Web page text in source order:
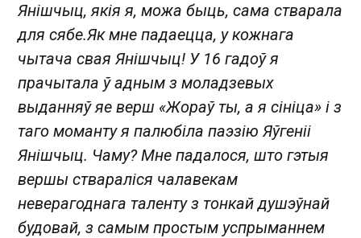
Янішчыц, якія я, можа быць, сама стварала
для сябе.Як мне падаецца, у кожнага
чытача свая Янішчыц! У 16 гадоў я
прачытала ў адным з моладзевых
выданняў яе верш «Жораў ты, а я сініца» і з
таго моманту я палюбіла паэзію Яўгеніі
Янішчыц. Чаму? Мне падалося, што гэтыя
вершы ствараліся чалавекам
неверагоднага таленту з тонкай душэўнай
будовай, з самым простым успрыманнем